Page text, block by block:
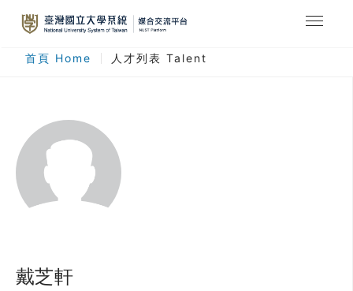
最新消息
人才列表
臺灣國立大學系統
登入
註冊
首頁 Home 人才列表 Talent
戴芝軒